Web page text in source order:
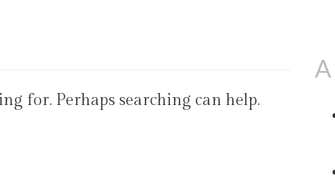
for. Perhaps searching can help.